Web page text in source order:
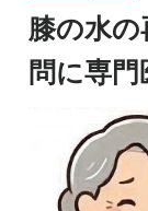
ド
膝の水
問に専